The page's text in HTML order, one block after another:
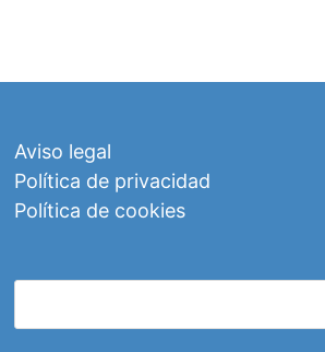
Aviso legal
Política de privacidad
Política de cookies